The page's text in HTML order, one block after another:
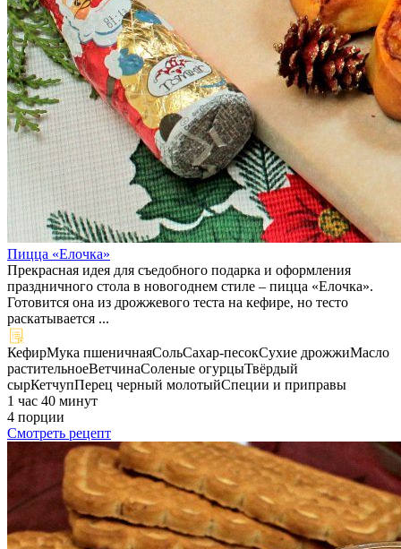
Пицца «Елочка»
Прекрасная идея для съедобного подарка и оформления
праздничного стола в новогоднем стиле – пицца «Елочка».
Готовится она из дрожжевого теста на кефире, но тесто
раскатывается ...
КефирМука пшеничнаяСольСахар-песокСухие дрожжиМасло
растительноеВетчинаСоленые огурцыТвёрдый
сырКетчупПерец черный молотыйСпеции и приправы
1 час 40 минут
4 порции
Смотреть рецепт